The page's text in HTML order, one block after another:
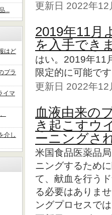
...
はど
プラ
イマ
介し
更新日 2022年
2019年11月
を入手でき
はい。2019年11
限定的に可能で
更新日 2022年
血液由来の
き起こすウ
ーニングさ
米国食品医薬品
ニングするため
て、献血を行う
る必要はありま
ングプロセスで